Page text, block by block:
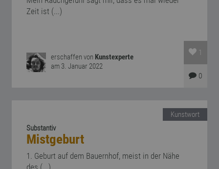
Zeit ist (...)
erschaffen von Kunstexperte
am 3. Januar 2022
1
0
Kunstwort
Substantiv
Mistgeburt
1. Geburt auf dem Bauernhof, meist in der Nähe
des (...)